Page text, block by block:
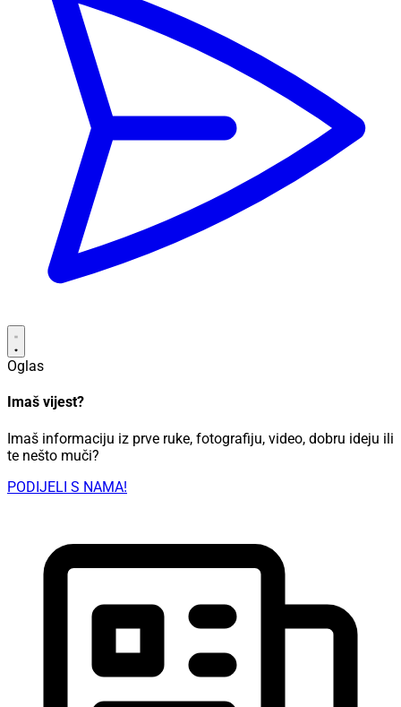
Oglas
Imaš vijest?
Imaš informaciju iz prve ruke, fotografiju, video, dobru ideju ili
te nešto muči?
PODIJELI S NAMA!